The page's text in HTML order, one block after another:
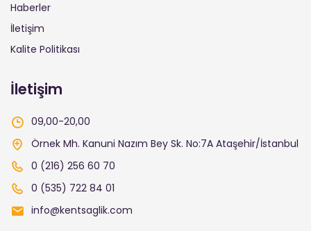
Haberler
İletişim
Kalite Politikası
İletişim
09,00-20,00
Örnek Mh. Kanuni Nazım Bey Sk. No:7A Ataşehir/İstanbul
0 (216) 256 60 70
0 (535) 722 84 01
info@kentsaglik.com